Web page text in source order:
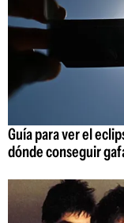
Guía para ver el
dónde conseguir